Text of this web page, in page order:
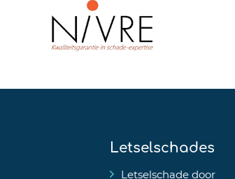
Letselschades
Letselschade door